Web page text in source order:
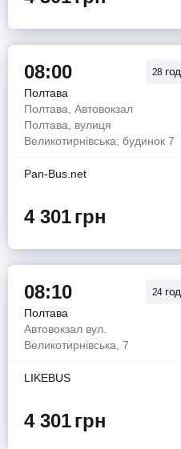
08:00 28 год
Полтава
Полтава, Автовокзал
Полтава, вулиця
Великотирнівська; будинок 7
Pan-Bus.net
4 301грн
08:10 24 год
Полтава
Автовокзал вул.
Великотирнівська, 7
LIKEBUS
4 301грн